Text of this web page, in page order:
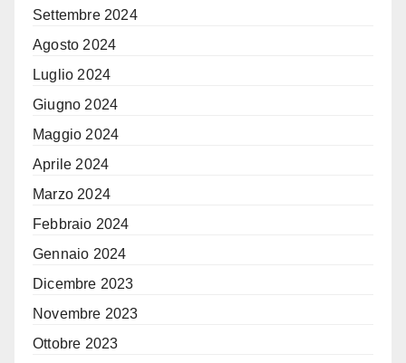
Settembre 2024
Agosto 2024
Luglio 2024
Giugno 2024
Maggio 2024
Aprile 2024
Marzo 2024
Febbraio 2024
Gennaio 2024
Dicembre 2023
Novembre 2023
Ottobre 2023